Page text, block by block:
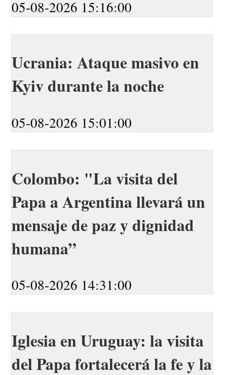
05-08-2026 15:16:00
Ucrania: Ataque masivo en
Kyiv durante la noche
05-08-2026 15:01:00
Colombo: "La visita del
Papa a Argentina llevará un
mensaje de paz y dignidad
humana”
05-08-2026 14:31:00
Iglesia en Uruguay: la visita
del Papa fortalecerá la fe y la